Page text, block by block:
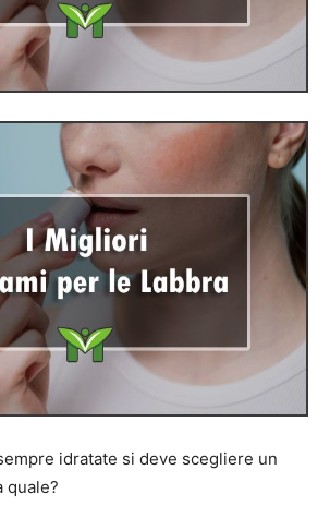
idratate si deve scegliere un
quale?